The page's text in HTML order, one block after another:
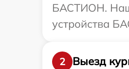
БАСТИОН. Наш
устройства
2
Выезд